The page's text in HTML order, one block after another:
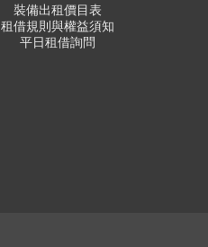
裝備出租價目表
租借規則與權益須知
平日租借詢問